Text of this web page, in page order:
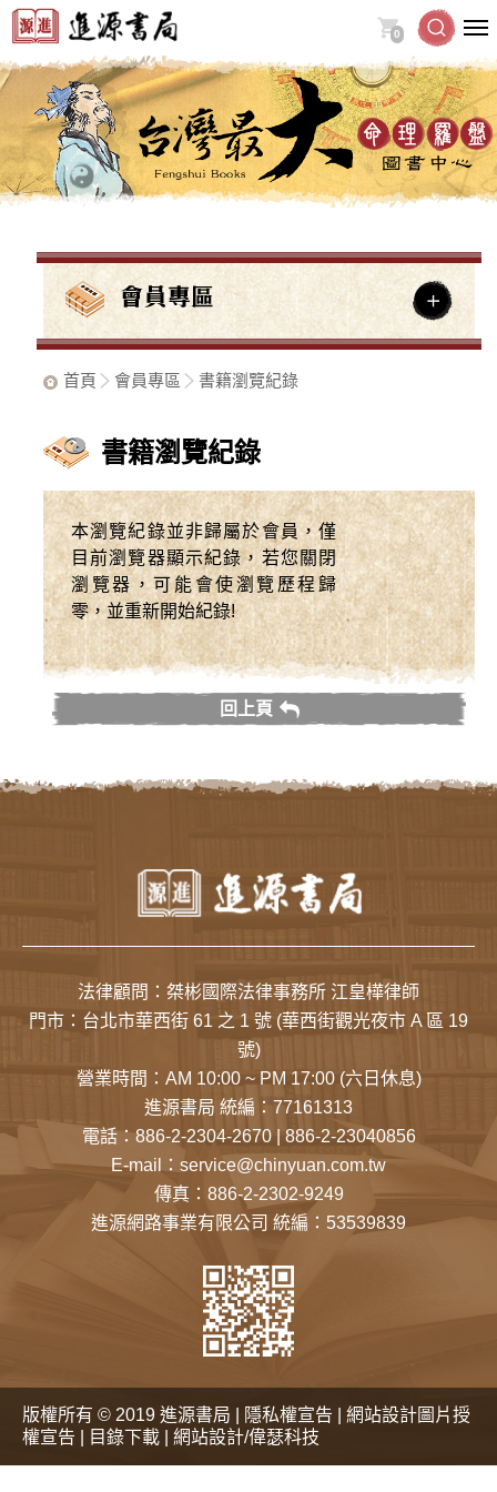
0
首頁 會員專區 書籍瀏覽紀錄
書籍瀏覽紀錄
本瀏覽紀錄並非歸屬於會員，僅
目前瀏覽器顯示紀錄，若您關閉
瀏覽器，可能會使瀏覽歷程歸
零，並重新開始紀錄!
回上頁
法律顧問：桀彬國際法律事務所 江皇樺律師
門市： 台北市華西街 61 之 1 號 (華西街觀光夜市 A 區 19
號)
營業時間：AM 10:00 ~ PM 17:00 (六日休息)
進源書局 統編：77161313
電話： 886-2-2304-2670|886-2-23040856
E-mail： service@chinyuan.com.tw
傳真：886-2-2302-9249
進源網路事業有限公司 統編：53539839
版權所有 © 2019 進源書局 | 隱私權宣告
網站設計圖片授
權宣告
目錄下載 網站設計/偉瑟科技